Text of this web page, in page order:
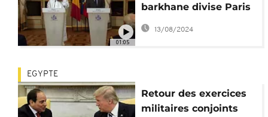
01:05
barkhane divise Paris
et Bamako
13/08/2024
EGYPTE
Retour des exercices
militaires conjoints